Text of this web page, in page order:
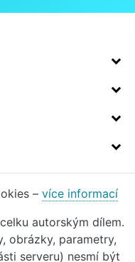
– více informací
autorským dílem.
obrázky, parametry,
serveru) nesmí být